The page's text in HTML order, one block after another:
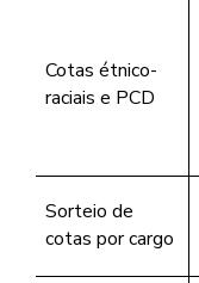
Cotas étnico-
raciais e PCD
Sorteio de
cotas por cargo